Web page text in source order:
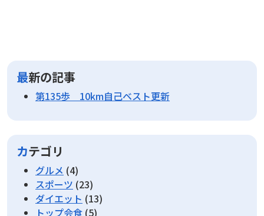
最新の記事
第135歩 10km自己ベスト更新
カテゴリ
グルメ (4)
スポーツ (23)
ダイエット (13)
トップ会食 (5)